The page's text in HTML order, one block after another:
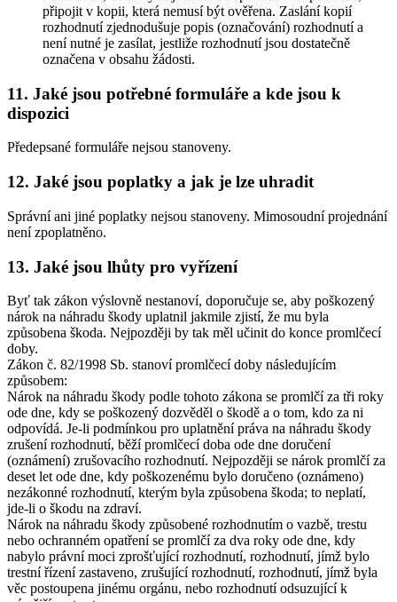
připojit v kopii, která nemusí být ověřena. Zaslání kopií
rozhodnutí zjednodušuje popis (označování) rozhodnutí a
není nutné je zasílat, jestliže rozhodnutí jsou dostatečně
označena v obsahu žádosti.
11. Jaké jsou potřebné formuláře a kde jsou k
dispozici
Předepsané formuláře nejsou stanoveny.
12. Jaké jsou poplatky a jak je lze uhradit
Správní ani jiné poplatky nejsou stanoveny. Mimosoudní projednání
není zpoplatněno.
13. Jaké jsou lhůty pro vyřízení
Byť tak zákon výslovně nestanoví, doporučuje se, aby poškozený
nárok na náhradu škody uplatnil jakmile zjistí, že mu byla
způsobena škoda. Nejpozději by tak měl učinit do konce promlčecí
doby.
Zákon č. 82/1998 Sb. stanoví promlčecí doby následujícím
způsobem:
Nárok na náhradu škody podle tohoto zákona se promlčí za tři roky
ode dne, kdy se poškozený dozvěděl o škodě a o tom, kdo za ni
odpovídá. Je-li podmínkou pro uplatnění práva na náhradu škody
zrušení rozhodnutí, běží promlčecí doba ode dne doručení
(oznámení) zrušovacího rozhodnutí. Nejpozději se nárok promlčí za
deset let ode dne, kdy poškozenému bylo doručeno (oznámeno)
nezákonné rozhodnutí, kterým byla způsobena škoda; to neplatí,
jde-li o škodu na zdraví.
Nárok na náhradu škody způsobené rozhodnutím o vazbě, trestu
nebo ochranném opatření se promlčí za dva roky ode dne, kdy
nabylo právní moci zprošťující rozhodnutí, rozhodnutí, jímž bylo
trestní řízení zastaveno, zrušující rozhodnutí, rozhodnutí, jímž byla
věc postoupena jinému orgánu, nebo rozhodnutí odsuzující k